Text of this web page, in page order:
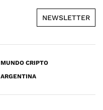
NEWSLETTER
MUNDO CRIPTO
ARGENTINA